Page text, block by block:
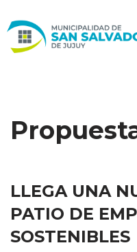
al
LLEGA UNA
PATIO DE
SOSTENIBLES